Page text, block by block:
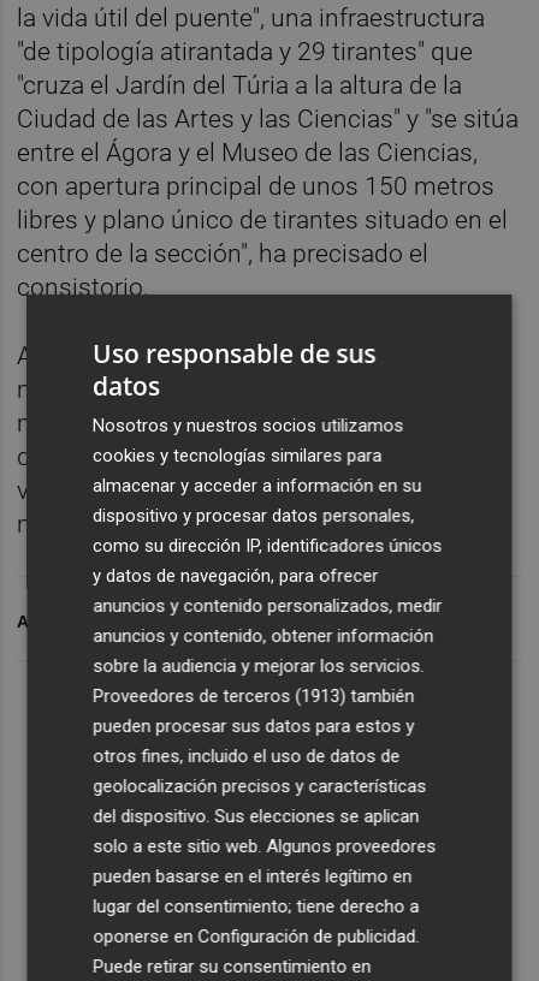
la vida útil del puente", una infraestructura
"de tipología atirantada y 29 tirantes" que
"cruza el Jardín del Túria a la altura de la
Ciudad de las Artes y las Ciencias" y "se sitúa
entre el Ágora y el Museo de las Ciencias,
con apertura principal de unos 150 metros
libres y plano único de tirantes situado en el
centro de la sección", ha precisado el
consistorio.
A excepción de los estribos, el puente es
metálico. El pilono tiene una estatura
máxima sobre el tablero de 117 metros,
directriz curvilínea, con sección vacía
variable, y se desploma hacia el sur unos 60
metros. Está fabricado con acero S460N.
ARCHIVADO EN AYUNTAMIENTO DE VALENCIA
Uso responsable de sus
datos
Nosotros y nuestros socios utilizamos
cookies y tecnologías similares para
almacenar y acceder a información en su
dispositivo y procesar datos personales,
como su dirección IP, identificadores únicos
y datos de navegación, para ofrecer
anuncios y contenido personalizados, medir
anuncios y contenido, obtener información
sobre la audiencia y mejorar los servicios.
Proveedores de terceros (1913) también
pueden procesar sus datos para estos y
otros fines, incluido el uso de datos de
geolocalización precisos y características
del dispositivo. Sus elecciones se aplican
solo a este sitio web. Algunos proveedores
pueden basarse en el interés legítimo en
lugar del consentimiento; tiene derecho a
oponerse enConfiguración de publicidad.
Puede retirar su consentimiento en